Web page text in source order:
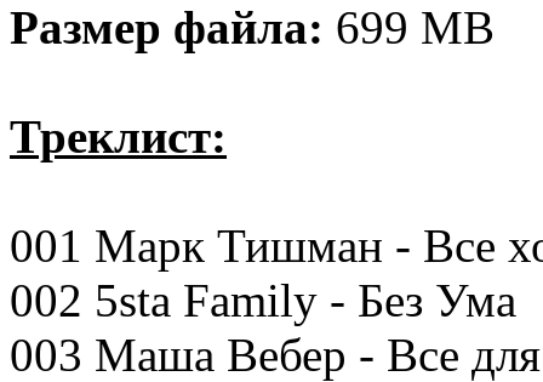
Размер файла: 699 MB
Треклист:
001 Марк Тишман - Все
002 5sta Family - Без Ума
003 Маша Вебер - Все для